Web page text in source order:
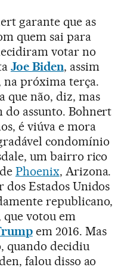
garante que as
quem sai para
votar no
Joe Biden, assim
na próxima terça.
que não, diz, mas
do assunto. Bohnert
é viúva e mora
condomínio
um bairro rico
Phoenix, Arizona.
dos Estados Unidos
republicano,
que votou em
em 2016. Mas
quando decidiu
falou disso ao